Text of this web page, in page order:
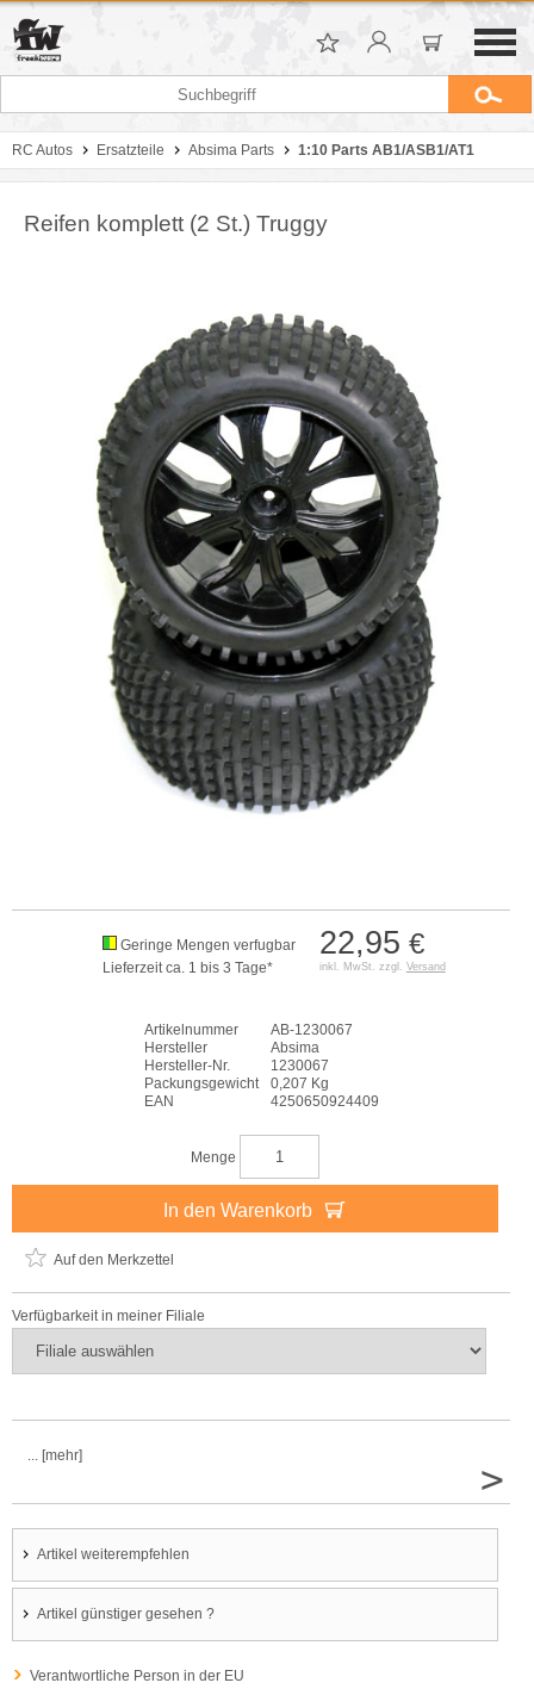
RC Autos Ersatzteile Absima Parts 1:10 Parts AB1/ASB1/AT1
Reifen komplett (2 St.) Truggy
22,95 €
inkl. MwSt. zzgl. Versand
Geringe Mengen verfugbar
Lieferzeit ca. 1 bis 3 Tage*
Artikelnummer
AB-1230067
Hersteller
Absima
Hersteller-Nr.
1230067
Packungsgewicht
0,207 Kg
EAN
4250650924409
Menge
In den Warenkorb
Auf den Merkzettel
Verfügbarkeit in meiner Filiale
... [mehr]
>
Artikel weiterempfehlen
Artikel günstiger gesehen ?
Verantwortliche Person in der EU